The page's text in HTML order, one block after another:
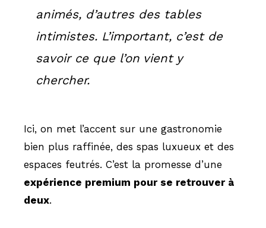
animés, d’autres des tables
intimistes. L’important, c’est de
savoir ce que l’on vient y
chercher.
Ici, on met l’accent sur une gastronomie
bien plus raffinée, des spas luxueux et des
espaces feutrés. C’est la promesse d’une
expérience premium pour se retrouver à
deux.